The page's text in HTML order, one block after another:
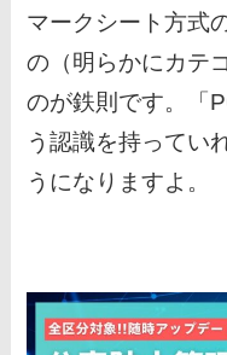
マークシート方式
の（明らかにカテ
のが鉄則です。「
う認識を持ってい
うになりますよ。